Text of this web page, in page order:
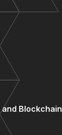
Blockchain